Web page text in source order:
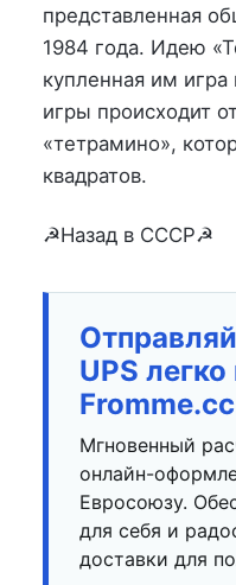
представленная
1984 года. Идею
купленная им
игры происходит
«тетрамино»,
квадратов.
☭Назад в СССР☭
UPS
Мгновенный
онлайн-
Евросоюзу.
для себя и
доставки для